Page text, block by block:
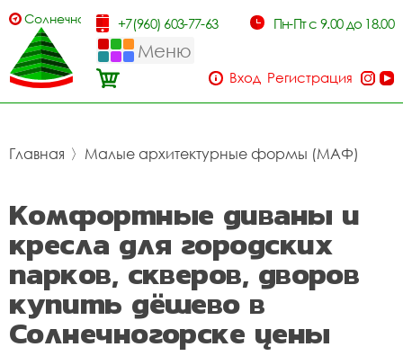
Солнечногорск +7(960) 603-77-63 Пн-Пт с 9.00 до 18.00
Меню
Вход Регистрация
Главная 〉 Малые архитектурные формы (МАФ)
Комфортные диваны и
кресла для городских
парков, скверов, дворов
купить дёшево в
Солнечногорске цены